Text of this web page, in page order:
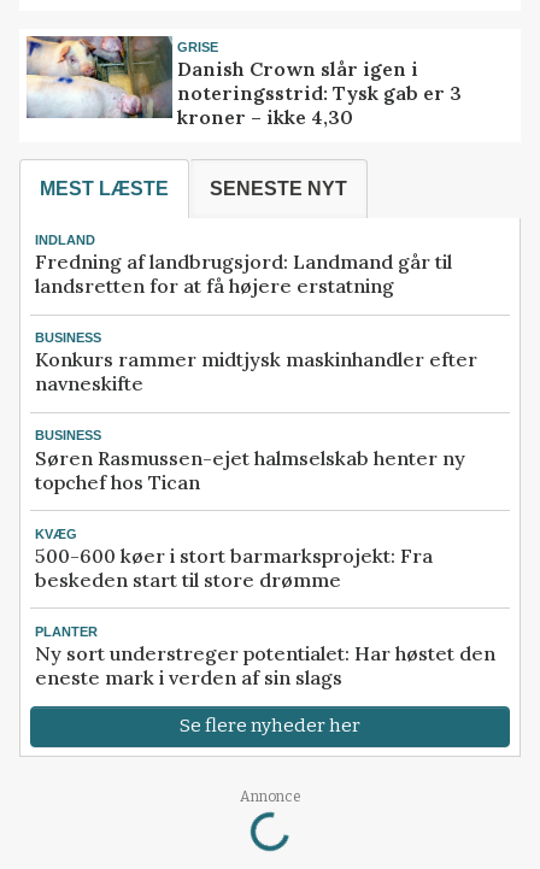
GRISE
Danish Crown slår igen i
noteringsstrid: Tysk gab er 3
kroner – ikke 4,30
MEST LÆSTE SENESTE NYT
INDLAND
Fredning af landbrugsjord: Landmand går til
landsretten for at få højere erstatning
BUSINESS
Konkurs rammer midtjysk maskinhandler efter
navneskifte
BUSINESS
Søren Rasmussen-ejet halmselskab henter ny
topchef hos Tican
KVÆG
500-600 køer i stort barmarksprojekt: Fra
beskeden start til store drømme
PLANTER
Ny sort understreger potentialet: Har høstet den
eneste mark i verden af sin slags
Se flere nyheder her
Annonce
Loading...